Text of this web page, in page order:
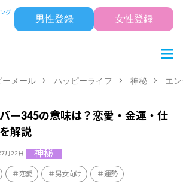
男性登録 女性登録
ーメール ハッピーライフ 神秘 エ
ー345の意味は？恋愛・金運・仕
解説
月22日 神秘
恋愛 男女向け 運勢